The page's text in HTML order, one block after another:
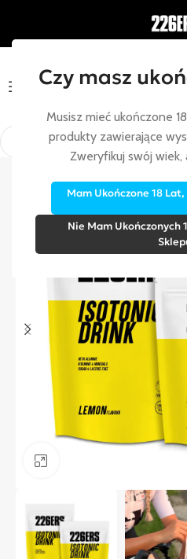
Czy masz
Musisz mieć ukończone
produkty zawierające
Zweryfikuj swój
Mam Ukończone 18
Nie Mam Ukończonych
Menu
główna W trakcie wysilku/DO